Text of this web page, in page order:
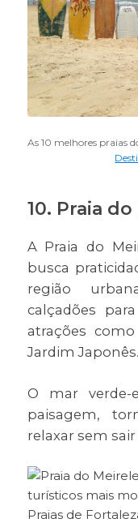
As 10 melhores praias
10. Praia
A Praia do
busca
região
calçadões
atrações
Jardim Japonês.
O mar verde-
paisagem,
relaxar sem sair